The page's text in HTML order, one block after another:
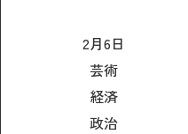
2月6日
芸術
経済
政治